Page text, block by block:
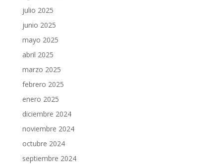
julio 2025
junio 2025
mayo 2025
abril 2025
marzo 2025
febrero 2025
enero 2025
diciembre 2024
noviembre 2024
octubre 2024
septiembre 2024